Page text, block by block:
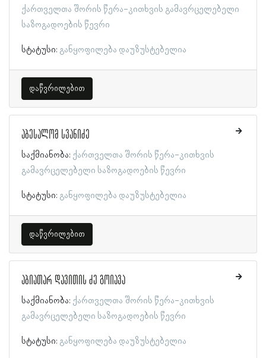
ქართველთა შორის წერა-კითხვის გამავრცელებელი
საზოგადოების წევრი
სტატუსი: განყოფილება დაუზუსტებელია
დაწვრილებით
აბესალომ სვანიძე
საქმიანობა: ქართველთა შორის წერა-კითხვის
გამავრცელებელი საზოგადოების წევრი
სტატუსი: განყოფილება დაუზუსტებელია
დაწვრილებით
აბიათარ დავითის ძე გოიავა
საქმიანობა: ქართველთა შორის წერა-კითხვის
გამავრცელებელი საზოგადოების წევრი
სტატუსი: განყოფილება დაუზუსტებელია